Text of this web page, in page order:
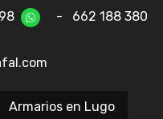
- 662 188 380
Armarios en Lugo